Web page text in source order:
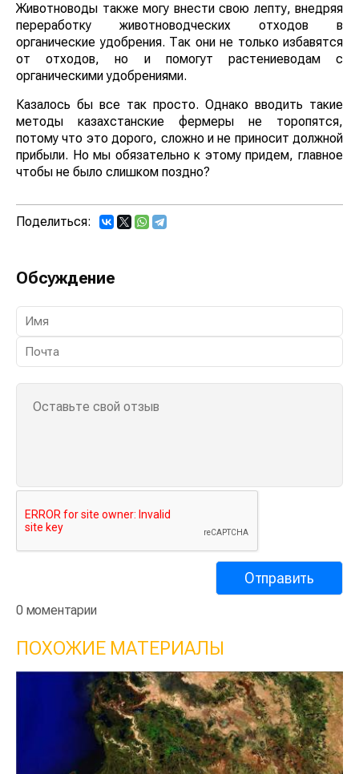
Животноводы также могу внести свою лепту, внедряя
переработку животноводческих отходов в
органические удобрения. Так они не только избавятся
от отходов, но и помогут растениеводам с
органическими удобрениями.
Казалось бы все так просто. Однако вводить такие
методы казахстанские фермеры не торопятся,
потому что это дорого, сложно и не приносит должной
прибыли. Но мы обязательно к этому придем, главное
чтобы не было слишком поздно?
Поделиться:
Обсуждение
0 моментарии
ПОХОЖИЕ МАТЕРИАЛЫ